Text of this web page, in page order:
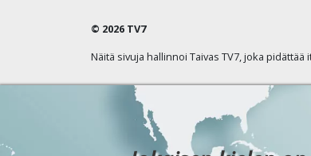
© 2026 TV7
Näitä sivuja hallinnoi Taivas TV7, joka